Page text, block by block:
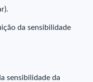
da sensibilidade
sensibilidade da